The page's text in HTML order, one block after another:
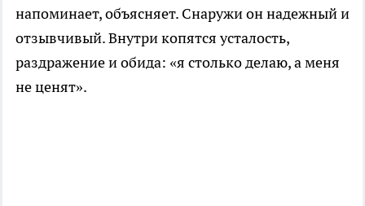
напоминает, объясняет. Снаружи он надежный и
отзывчивый. Внутри копятся усталость,
раздражение и обида: «я столько делаю, а меня
не ценят».